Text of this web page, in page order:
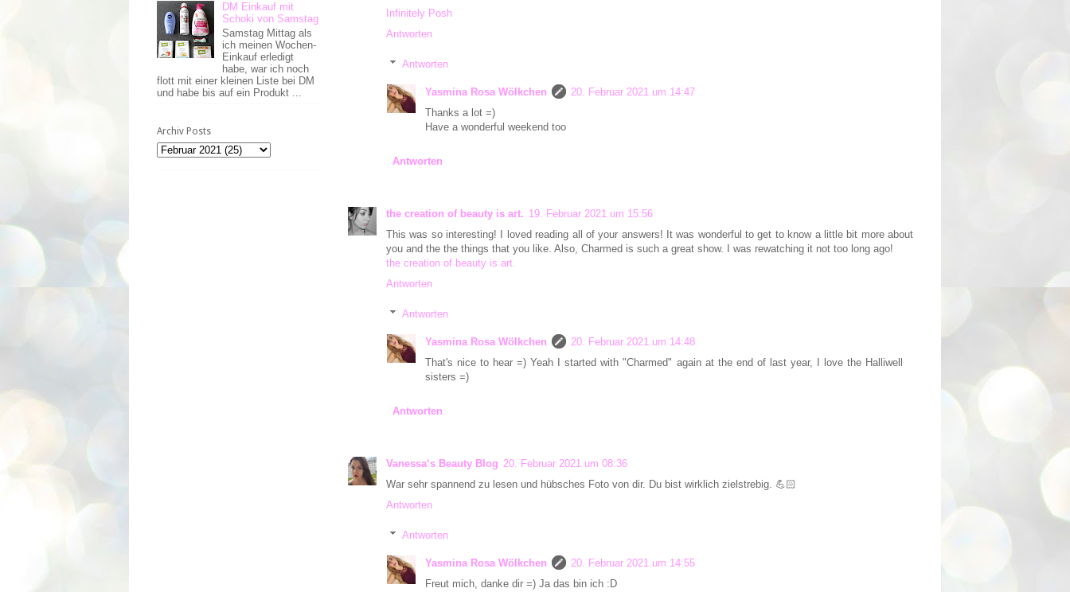
Infinitely Posh
Antworten
Antworten
Yasmina Rosa Wölkchen
20. Februar 2021 um 14:47
Thanks a lot =)
Have a wonderful weekend too
Antworten
the creation of beauty is art. 19. Februar 2021 um 15:56
This was so interesting! I loved reading all of your answers! It was wonderful to get to know a little bit more about
you and the the things that you like. Also, Charmed is such a great show. I was rewatching it not too long ago!
the creation of beauty is art.
Antworten
Antworten
Yasmina Rosa Wölkchen
20. Februar 2021 um 14:48
That's nice to hear =) Yeah I started with "Charmed" again at the end of last year, I love the Halliwell
sisters =)
Antworten
Vanessa‘s Beauty Blog 20. Februar 2021 um 08:36
War sehr spannend zu lesen und hübsches Foto von dir. Du bist wirklich zielstrebig. 💪🏻
Antworten
Antworten
Yasmina Rosa Wölkchen
20. Februar 2021 um 14:55
Freut mich, danke dir =) Ja das bin ich :D
DM Einkauf mit
Schoki von Samstag
Samstag Mittag als
ich meinen Wochen-
Einkauf erledigt
habe, war ich noch
flott mit einer kleinen Liste bei DM
und habe bis auf ein Produkt ...
Archiv Posts